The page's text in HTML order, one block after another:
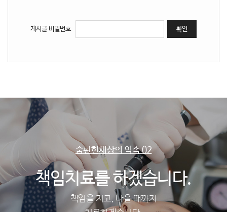
게시글 비밀번호 확인
숨편한세상의 약속 02
책임치료를 하겠습니다.
책임을 지고, 나을 때까지